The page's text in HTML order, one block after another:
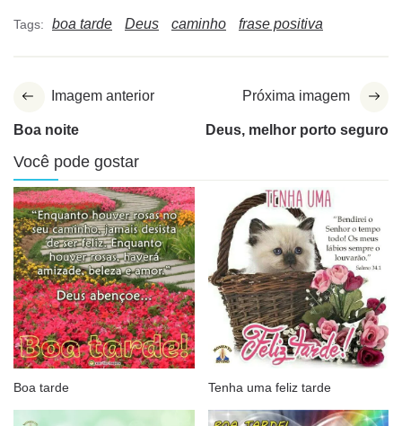
Tags: boa tarde Deus caminho frase positiva
Imagem anterior
Boa noite
Próxima imagem
Deus, melhor porto seguro
Você pode gostar
Boa tarde Tenha uma feliz tarde